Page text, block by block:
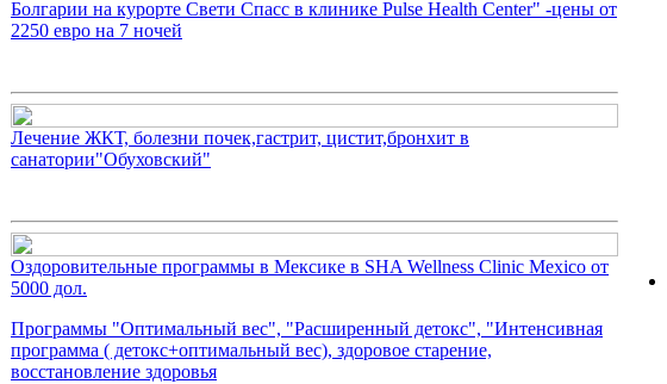
Болгарии на курорте Свети Спасс в клинике Pulse Health Center" -цены от
2250 евро на 7 ночей
Лечение ЖКТ, болезни почек,гастрит, цистит,бронхит в
санатории"Обуховский"
Оздоровительные программы в Мексике в SHA Wellness Clinic Mexico от
5000 дол.
Программы "Оптимальный вес", "Расширенный детокс", "Интенсивная
программа ( детокс+оптимальный вес), здоровое старение,
восстановление здоровья